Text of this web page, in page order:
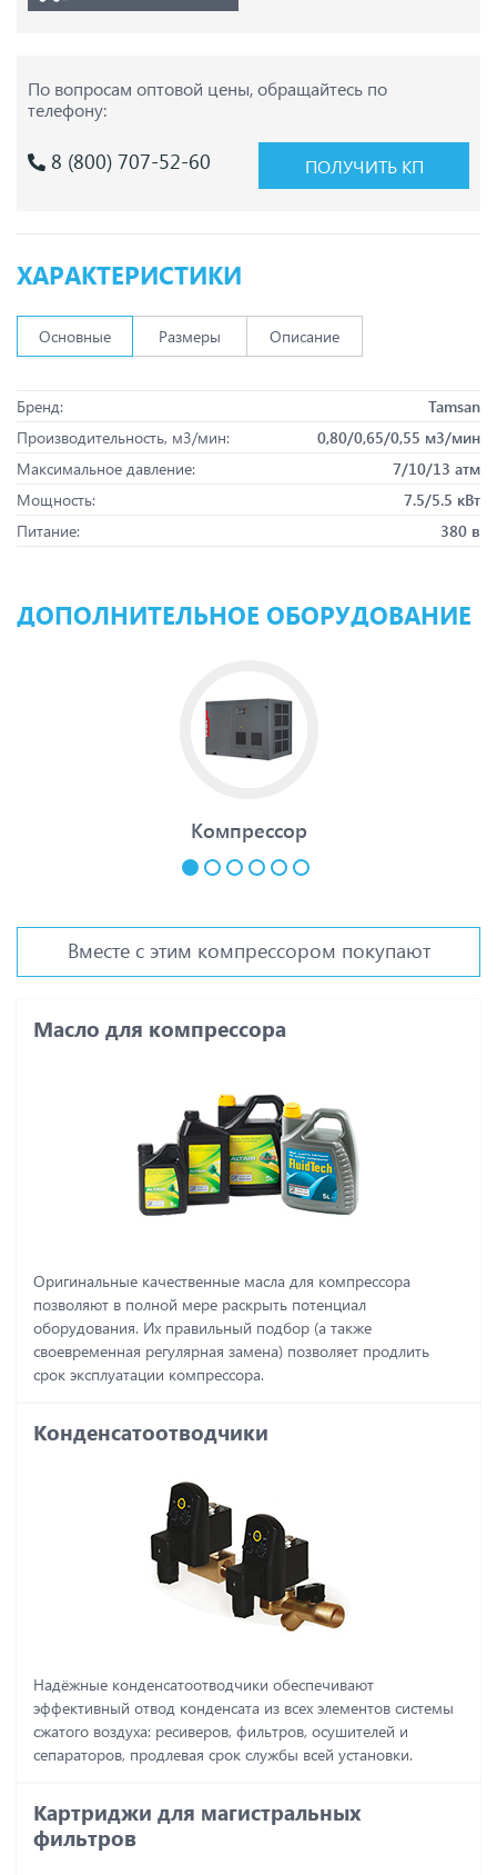
По вопросам оптовой цены,обращайтесь по
телефону:
8 (800) 707-52-60 ПОЛУЧИТЬ КП
ХАРАКТЕРИСТИКИ
Основные Размеры Описание
Бренд:
Tamsan
Производительность, м3/мин:
0,80/0,65/0,55 м3/мин
Максимальное давление:
7/10/13 атм
Мощность:
7.5/5.5 кВт
Питание:
380 в
ДОПОЛНИТЕЛЬНОЕ ОБОРУДОВАНИЕ
Компрессор
Вместе с этим компрессором покупают
Масло для компрессора
Оригинальные качественные масла для компрессора
позволяют в полной мере раскрыть потенциал
оборудования. Их правильный подбор (а также
своевременная регулярная замена) позволяет продлить
срок эксплуатации компрессора.
Конденсатоотводчики
Надёжные конденсатоотводчики обеспечивают
эффективный отвод конденсата из всех элементов системы
сжатого воздуха: ресиверов, фильтров, осушителей и
сепараторов, продлевая срок службы всей установки.
Картриджи для магистральных
фильтров